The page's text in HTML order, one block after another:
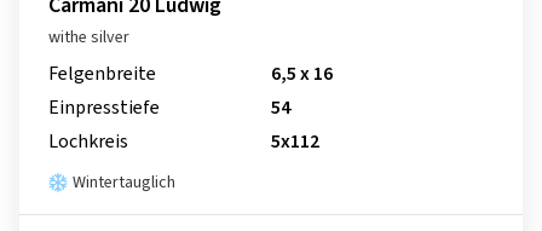
withe silver
Felgenbreite
6,5 x 16
Einpresstiefe
54
Lochkreis
5x112
Wintertauglich